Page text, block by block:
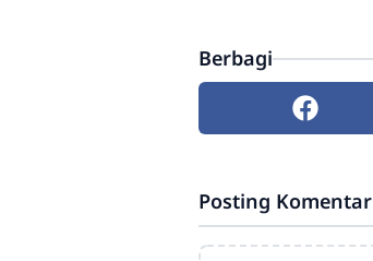
Berbagi
Posting Komentar